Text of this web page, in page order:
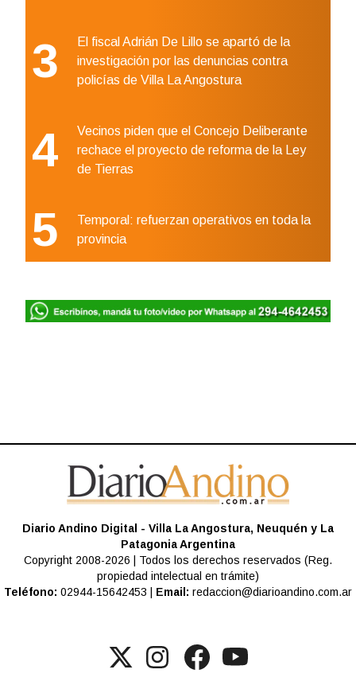
3
El fiscal Adrián De Lillo se apartó de la
investigación por las denuncias contra
policías de Villa La Angostura
4
Vecinos piden que el Concejo Deliberante
rechace el proyecto de reforma de la Ley
de Tierras
5
Temporal: refuerzan operativos en toda la
provincia
Diario Andino Digital - Villa La Angostura, Neuquén y La
Patagonia Argentina
Copyright 2008-2026 | Todos los derechos reservados (Reg.
propiedad intelectual en trámite)
Teléfono: 02944-15642453 | Email: redaccion@diarioandino.com.ar